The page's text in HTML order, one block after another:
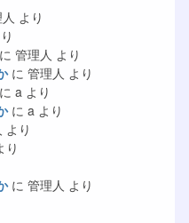
より
に 管理人 より
に 管理人 より
に a より
に a より
より
り
に 管理人 より